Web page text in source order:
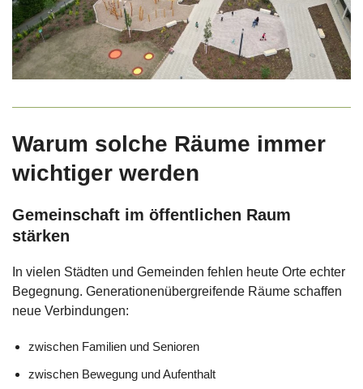
Warum solche Räume immer
wichtiger werden
Gemeinschaft im öffentlichen Raum
stärken
In vielen Städten und Gemeinden fehlen heute Orte echter
Begegnung. Generationenübergreifende Räume schaffen
neue Verbindungen:
zwischen Familien und Senioren
zwischen Bewegung und Aufenthalt